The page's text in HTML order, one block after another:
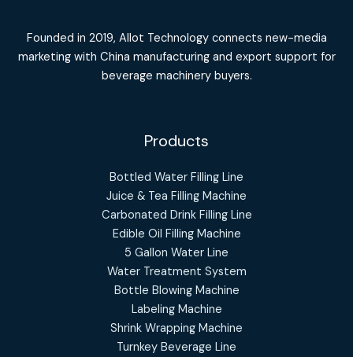
Founded in 2019, Allot Technology connects new-media
marketing with China manufacturing and export support for
beverage machinery buyers.
Products
Bottled Water Filling Line
Juice & Tea Filling Machine
Carbonated Drink Filling Line
Edible Oil Filling Machine
5 Gallon Water Line
Water Treatment System
Bottle Blowing Machine
Labeling Machine
Shrink Wrapping Machine
Turnkey Beverage Line